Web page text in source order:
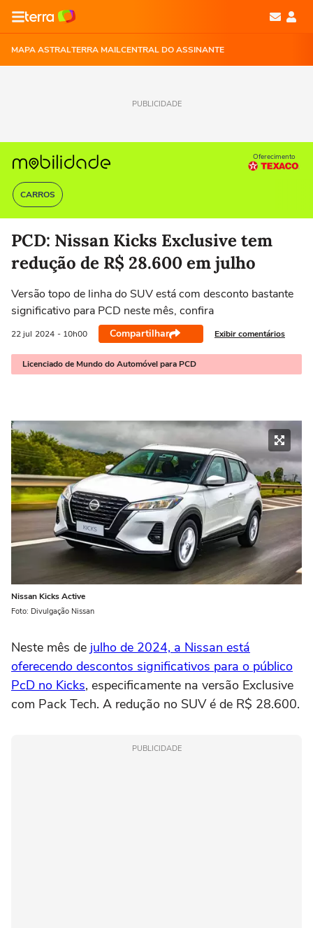
MAPA ASTRALTERRA MAILCENTRAL DO ASSINANTE
PUBLICIDADE
CARROS
Oferecimento
PCD: Nissan Kicks Exclusive tem
redução de R$ 28.600 em julho
Versão topo de linha do SUV está com desconto bastante
significativo para PCD neste mês, confira
22 jul 2024 - 10h00 Compartilhar Exibir comentários
Licenciado de Mundo do Automóvel para PCD
Nissan Kicks Active
Foto: Divulgação Nissan
Neste mês de julho de 2024, a Nissan está
oferecendo descontos significativos para o público
PcD no Kicks, especificamente na versão Exclusive
com Pack Tech. A redução no SUV é de R$ 28.600.
PUBLICIDADE